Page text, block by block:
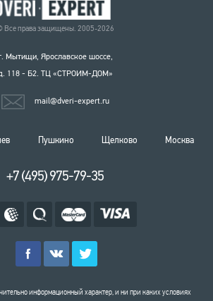
Все права защищены. 2005-2026
Мытищи, Ярославское шоссе,
118 - Б2. ТЦ «СТРОИМ-ДОМ»
mail@dveri-expert.ru
Пушкино Щелково Москва
+7 (495) 975-79-35
информационный характер, и ни при каких условиях